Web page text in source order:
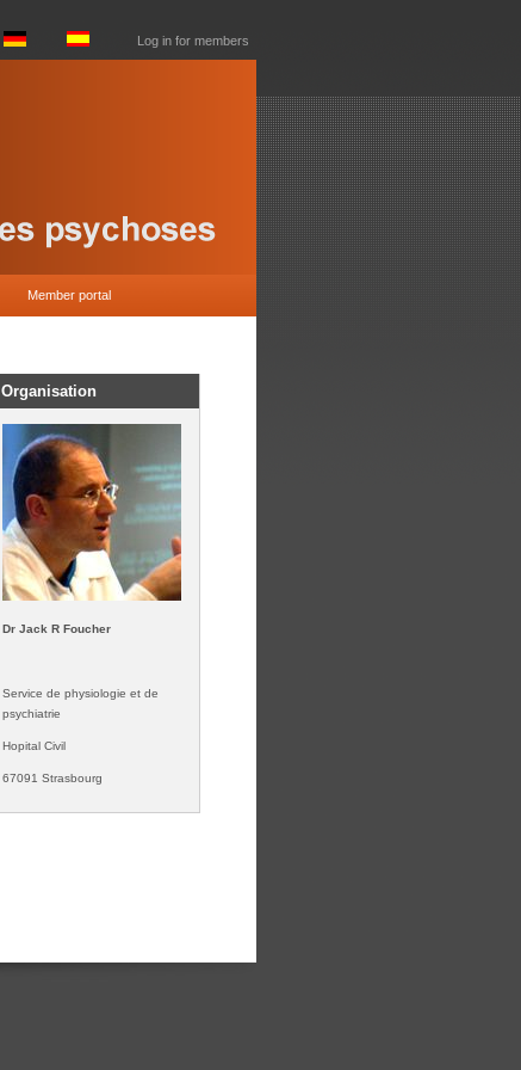
Log in for members
Member portal
Organisation
Dr Jack R Foucher
Service de physiologie et de
psychiatrie
Hopital Civil
67091 Strasbourg